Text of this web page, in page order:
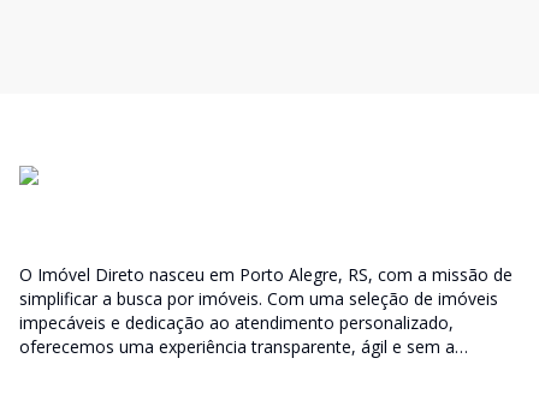
O Imóvel Direto nasceu em Porto Alegre, RS, com a missão de
simplificar a busca por imóveis. Com uma seleção de imóveis
impecáveis e dedicação ao atendimento personalizado,
oferecemos uma experiência transparente, ágil e sem a